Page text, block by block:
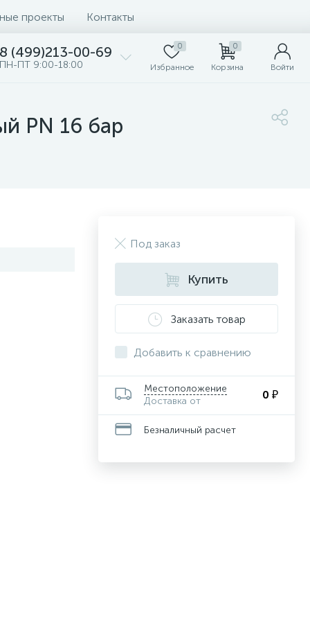
проекты Контакты
8 (499)213-00-69
ПН-ПТ 9:00-18:00
0
Избранное
0
Корзина Войти
PN 16 бар
Под заказ
Купить
Заказать товар
Добавить к сравнению
Местоположение
Доставка от
0 ₽
Безналичный расчет